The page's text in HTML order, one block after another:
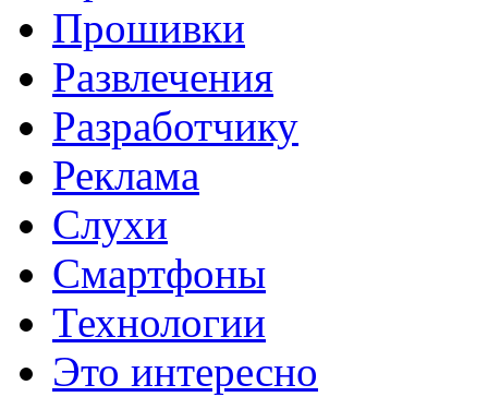
Прошивки
Развлечения
Разработчику
Реклама
Слухи
Смартфоны
Технологии
Это интересно